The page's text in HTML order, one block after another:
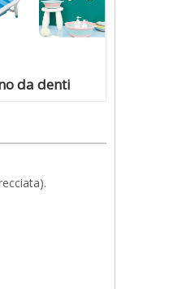
da denti